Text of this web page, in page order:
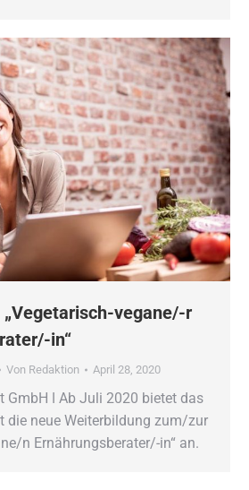
vegane/-r
in“
Von Redaktion April 28, 2020
GmbH ǀ Ab Juli 2020 bietet das
die neue Weiterbildung zum/zur
n Ernährungsberater/-in“ an.